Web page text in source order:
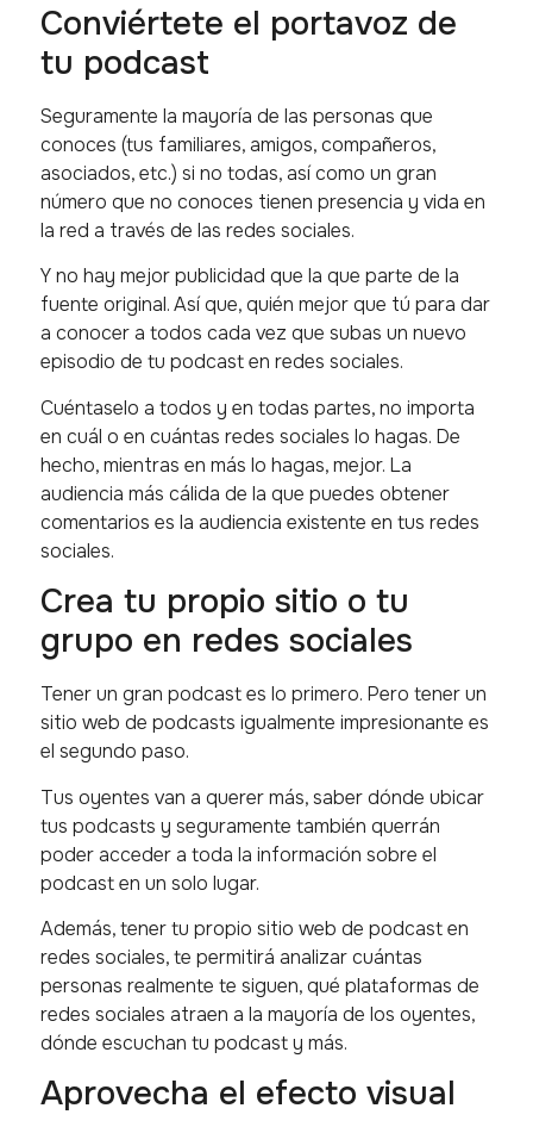
Conviértete el portavoz de
tu podcast
Seguramente la mayoría de las personas que
conoces (tus familiares, amigos, compañeros,
asociados, etc.) si no todas, así como un gran
número que no conoces tienen presencia y vida en
la red a través de las redes sociales.
Y no hay mejor publicidad que la que parte de la
fuente original. Así que, quién mejor que tú para dar
a conocer a todos cada vez que subas un nuevo
episodio de tu podcast en redes sociales.
Cuéntaselo a todos y en todas partes, no importa
en cuál o en cuántas redes sociales lo hagas. De
hecho, mientras en más lo hagas, mejor. La
audiencia más cálida de la que puedes obtener
comentarios es la audiencia existente en tus redes
sociales.
Crea tu propio sitio o tu
grupo en redes sociales
Tener un gran podcast es lo primero. Pero tener un
sitio web de podcasts igualmente impresionante es
el segundo paso.
Tus oyentes van a querer más, saber dónde ubicar
tus podcasts y seguramente también querrán
poder acceder a toda la información sobre el
podcast en un solo lugar.
Además, tener tu propio sitio web de podcast en
redes sociales, te permitirá analizar cuántas
personas realmente te siguen, qué plataformas de
redes sociales atraen a la mayoría de los oyentes,
dónde escuchan tu podcast y más.
Aprovecha el efecto visual